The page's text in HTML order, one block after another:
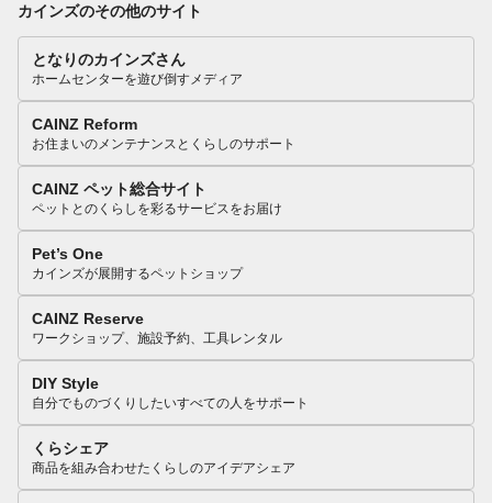
カインズのその他のサイト
となりのカインズさん
ホームセンターを遊び倒すメディア
CAINZ Reform
お住まいのメンテナンスとくらしのサポート
CAINZ ペット総合サイト
ペットとのくらしを彩るサービスをお届け
Pet’s One
カインズが展開するペットショップ
CAINZ Reserve
ワークショップ、施設予約、工具レンタル
DIY Style
自分でものづくりしたいすべての人をサポート
くらシェア
商品を組み合わせたくらしのアイデアシェア